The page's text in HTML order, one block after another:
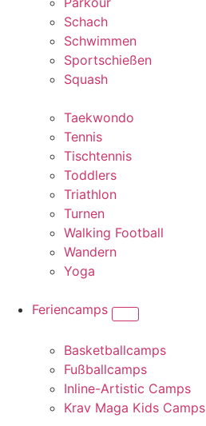
Schach
Schwimmen
Sportschießen
Squash
Taekwondo
Tennis
Tischtennis
Toddlers
Triathlon
Turnen
Walking Football
Wandern
Yoga
Feriencamps
Basketballcamps
Fußballcamps
Inline-Artistic Camps
Krav Maga Kids Camps